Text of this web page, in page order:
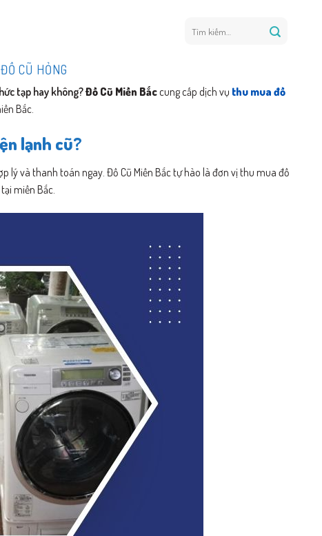
kiếm:
CŨ HỎNG
tạp hay không?Đồ Cũ Miền Bắccung cấp dịch vụ thu mua đồ
Bắc.
lạnh cũ?
lý và thanh toán ngay. Đồ Cũ Miền Bắc tự hào là đơn vị thu mua đồ
miền Bắc.